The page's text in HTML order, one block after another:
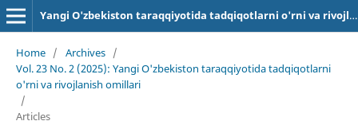
Yangi O'zbekiston taraqqiyotida tadqiqotlarni o'rni va rivojlanish omillari
Home / Archives /
Vol. 23 No. 2 (2025): Yangi O'zbekiston taraqqiyotida tadqiqotlarni
o'rni va rivojlanish omillari
/
Articles